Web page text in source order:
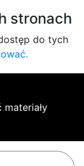
stronach
do tych